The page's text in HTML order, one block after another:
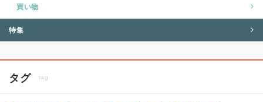
買い物
特集
タグ tag